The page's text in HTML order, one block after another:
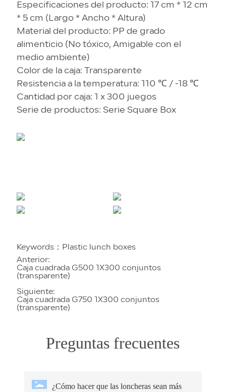
Especificaciones del producto: 17 cm * 12 cm
* 5 cm (Largo * Ancho * Altura)
Material del producto: PP de grado
alimenticio (No tóxico, Amigable con el
medio ambiente)
Color de la caja: Transparente
Resistencia a la temperatura: 110 ℃ / -18 ℃
Cantidad por caja: 1 x 300 juegos
Serie de productos: Serie Square Box
Keywords： Plastic lunch boxes
Anterior:
Caja cuadrada G500 1X300 conjuntos
(transparente)
Siguiente:
Caja cuadrada G750 1X300 conjuntos
(transparente)
Preguntas frecuentes
¿Cómo hacer que las loncheras sean más